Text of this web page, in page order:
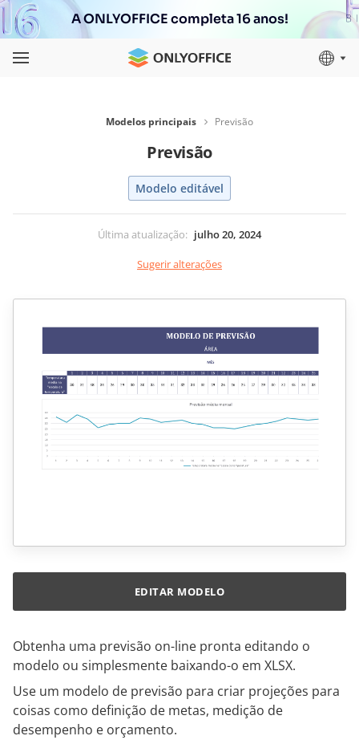
A ONLYOFFICE completa 16 anos!
Modelos principais Previsão
Previsão
Modelo editável
Última atualização: julho 20, 2024
Sugerir alterações
Obtenha uma previsão on-line pronta editando o
modelo ou simplesmente baixando-o em XLSX.
Use um modelo de previsão para criar projeções para
coisas como definição de metas, medição de
desempenho e orçamento.
EDITAR MODELO